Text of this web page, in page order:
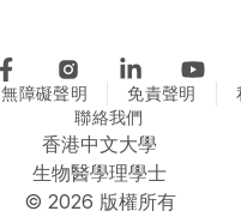
CUHK Biomedical
CUHK Biomedical
CUHK
無障礙聲明 免責聲明
聯絡我們
© 2026 版權所有
生物醫學理學士
香港中文大學